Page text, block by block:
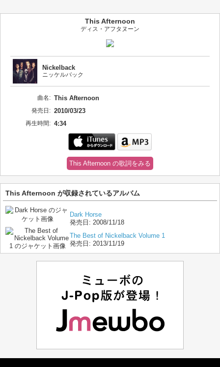
This Afternoon
ディス・アフタヌーン
Nickelback
ニッケルバック
曲名: This Afternoon
発売日: 2010/03/23
再生時間: 4:34
This Afternoon の歌詞をみる
This Afternoon が収録されているアルバム
Dark Horse
発売日: 2008/11/18
The Best of Nickelback Volume 1
発売日: 2013/11/19